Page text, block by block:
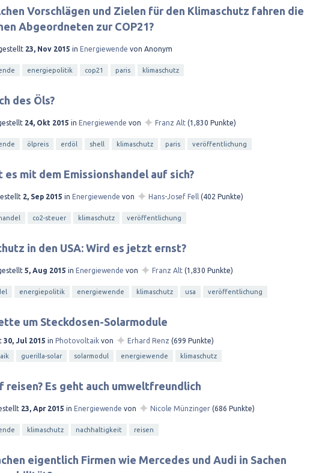
Vorschlägen und Zielen für den Klimaschutz fahren die
Abgeordneten zur COP21?
23, Nov 2015 in Energiewende von Anonym
energiepolitik cop21 paris klimaschutz
des Öls?
24, Okt 2015 in Energiewende von ✦ Franz Alt (1,830 Punkte)
ölpreis erdöl shell klimaschutz paris veröffentlichung
es mit dem Emissionshandel auf sich?
2, Sep 2015 in Energiewende von ✦ Hans-Josef Fell (402 Punkte)
co2-steuer klimaschutz veröffentlichung
in den USA: Wird es jetzt ernst?
5, Aug 2015 in Energiewende von ✦ Franz Alt (1,830 Punkte)
energiepolitik energiewende klimaschutz usa veröffentlichung
um Steckdosen-Solarmodule
30, Jul 2015 in Photovoltaik von ✦ Erhard Renz (699 Punkte)
guerilla-solar solarmodul energiewende klimaschutz
reisen? Es geht auch umweltfreundlich
23, Apr 2015 in Energiewende von ✦ Nicole Münzinger (686 Punkte)
klimaschutz nachhaltigkeit reisen
eigentlich Firmen wie Mercedes und Audi in Sachen